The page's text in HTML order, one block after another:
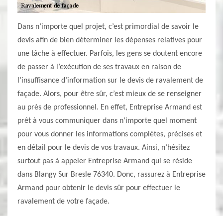
Dans n’importe quel projet, c’est primordial de savoir le
devis afin de bien déterminer les dépenses relatives pour
une tâche à effectuer. Parfois, les gens se doutent encore
de passer à l’exécution de ses travaux en raison de
l’insuffisance d’information sur le devis de ravalement de
façade. Alors, pour être sûr, c’est mieux de se renseigner
au près de professionnel. En effet, Entreprise Armand est
prêt à vous communiquer dans n’importe quel moment
pour vous donner les informations complètes, précises et
en détail pour le devis de vos travaux. Ainsi, n’hésitez
surtout pas à appeler Entreprise Armand qui se réside
dans Blangy Sur Bresle 76340. Donc, rassurez à Entreprise
Armand pour obtenir le devis sûr pour effectuer le
ravalement de votre façade.